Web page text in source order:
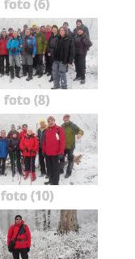
foto (6)
foto (8)
foto (10)